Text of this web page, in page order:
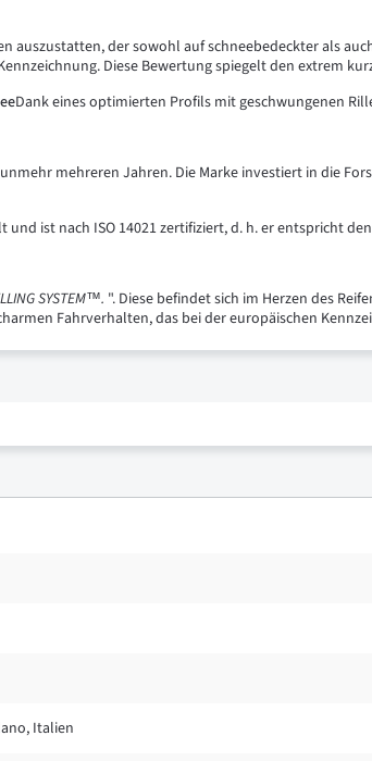
auszustatten, der sowohl auf schneebedeckter als
Diese Bewertung spiegelt den extrem
Dank eines optimierten Profils mit geschwungenen
mehreren Jahren. Die Marke investiert in die
ist nach ISO 14021 zertifiziert, d. h. er entspricht
SYSTEM™. ". Diese befindet sich im Herzen des
Fahrverhalten, das bei der europäischen
Italien